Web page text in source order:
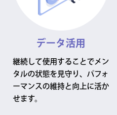
データ活用
継続して使用することでメン
タルの状態を見守り、パフォ
ーマンスの維持と向上に活か
せます。